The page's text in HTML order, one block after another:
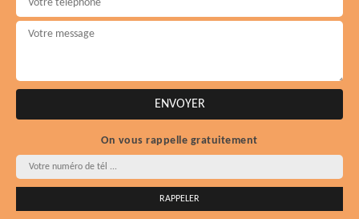
On vous rappelle gratuitement